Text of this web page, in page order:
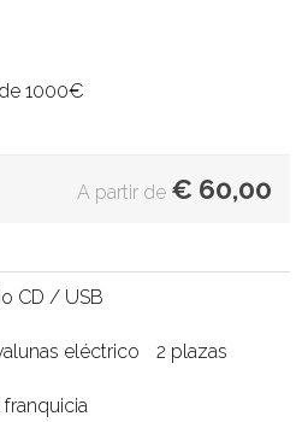
1000€
A partir de € 60,00
CD / USB
eléctrico 2 plazas